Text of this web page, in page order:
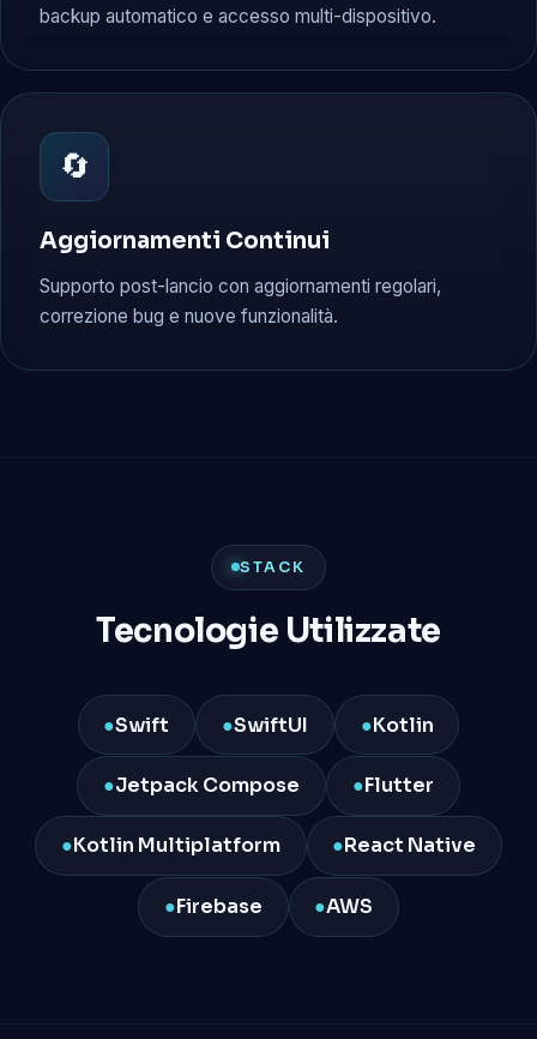
backup automatico e accesso multi-dispositivo.
🔄
Aggiornamenti Continui
Supporto post-lancio con aggiornamenti regolari,
correzione bug e nuove funzionalità.
STACK
Tecnologie Utilizzate
●Swift ●SwiftUI ●Kotlin
●Jetpack Compose ●Flutter
●Kotlin Multiplatform ●React Native
●Firebase ●AWS